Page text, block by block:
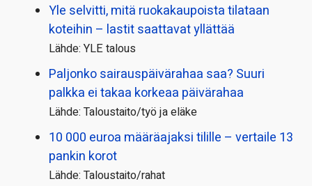
Yle selvitti, mitä ruokakaupoista tilataan
koteihin – lastit saattavat yllättää
Lähde: YLE talous
Paljonko sairauspäivä­rahaa saa? Suuri
palkka ei takaa korkeaa päivärahaa
Lähde: Taloustaito/työ ja eläke
10 000 euroa määräajaksi tilille – vertaile 13
pankin korot
Lähde: Taloustaito/rahat